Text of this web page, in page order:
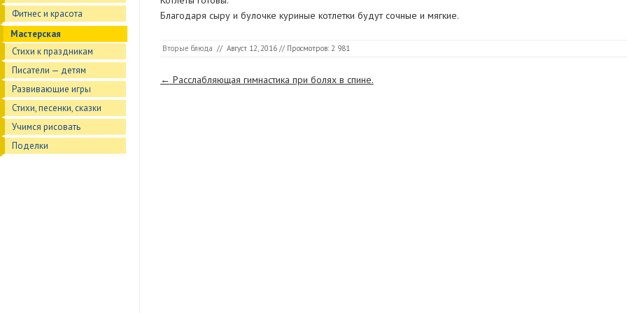
Фитнес и красота
Мастерская
Стихи к праздникам
Писатели — детям
Развивающие игры
Стихи, песенки, сказки
Учимся рисовать
Поделки
Благодаря сыру и булочке куриные котлетки будут сочные и мягкие.
Вторые блюда // Август 12, 2016// Просмотров: 2 981
Страницы
← Расслабляющая гимнастика при болях в спине.